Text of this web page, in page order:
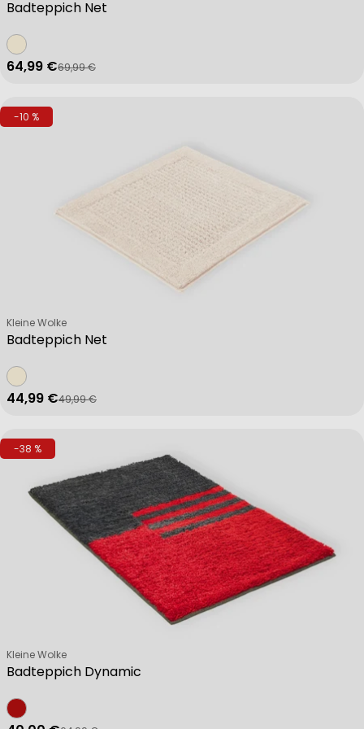
Badteppich Net
Verkaufspreis
64,99 €
Regulärer Preis
69,99 €
-10 %
Badteppich Net
Verkäufer:
Kleine Wolke
Verkaufspreis
44,99 €
Regulärer Preis
49,99 €
-38 %
Badteppich Dynamic
Verkäufer:
Kleine Wolke